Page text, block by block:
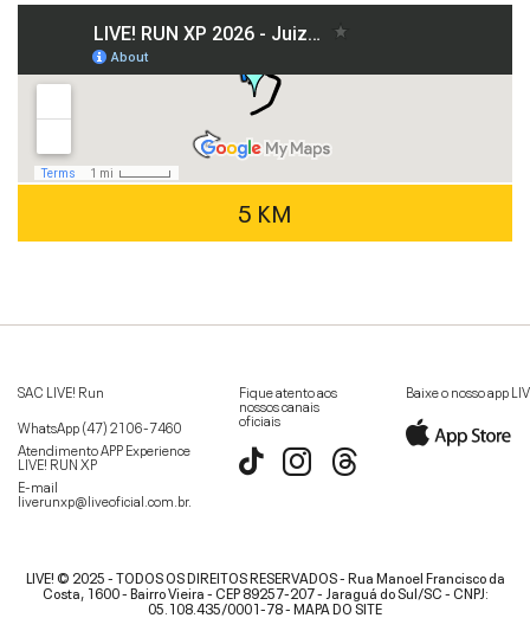
5 KM
SAC LIVE! Run
WhatsApp(47) 2106-7460
Atendimento APP Experience
LIVE! RUN XP
E-mail
liverunxp@liveoficial.com.br.
Fique atento aos
nossos canais
oficiais
Baixe o nosso app
LIVE! © 2025 - TODOS OS DIREITOS RESERVADOS - Rua Manoel Francisco da
Costa, 1600 - Bairro Vieira - CEP 89257-207 - Jaraguá do Sul/SC - CNPJ:
05.108.435/0001-78 -MAPA DO SITE